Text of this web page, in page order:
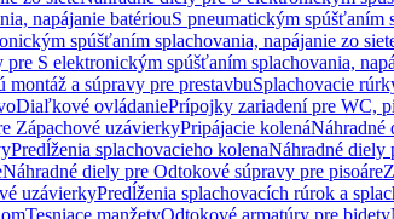
napájanie batériouS pneumatickým spúšťaním
spúšťaním splachovania, napájanie zo
pre S elektronickým spúšťaním splachovania,
a súpravy pre prestavbuSplachovacie
Diaľkové ovládaniePrípojky zariadení pre WC,
Zápachové uzávierkyPripájacie kolenáNáhradné
Predĺženia splachovacieho kolenaNáhradné diely
Náhradné diely pre Odtokové súpravy pre pisoáre
uzávierkyPredĺženia splachovacích rúrok a
Tesniace manžetyOdtokové armatúry pre bidety